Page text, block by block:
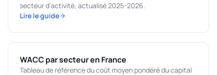
secteur d'activité, actualisé 2025-2026.
Lire le guide
WACC par secteur en France
Tableau de référence du coût moyen pondéré du capital